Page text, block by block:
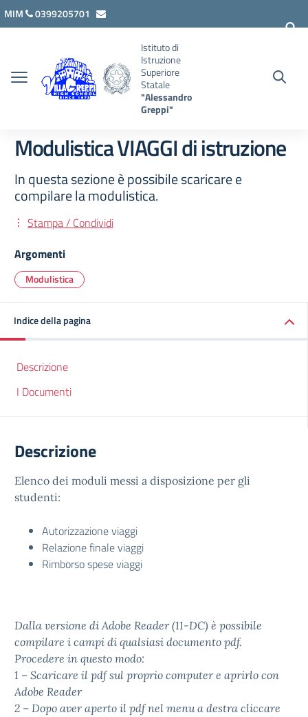
Vai ai contenuti
Vai al menu di navigazione
Vai al footer
MIM
0399205701
Istituto di
Istruzione
Superiore
Statale
"Alessandro
Greppi"
Modulistica VIAGGI di istruzione
In questa sezione è possibile scaricare e
compilare la modulistica.
Stampa / Condividi
Argomenti
Modulistica
Indice della pagina
Descrizione
I Documenti
Descrizione
Elenco dei moduli messi a disposizione per gli
studenti:
Autorizzazione viaggi
Relazione finale viaggi
Rimborso spese viaggi
Dalla versione di Adobe Reader (11-DC) è possibile
compilare i campi di qualsiasi documento pdf.
Procedere in questo modo:
1 – Scaricare il pdf sul proprio computer e aprirlo con
Adobe Reader
2 – Dopo aver aperto il pdf nel menu a destra cliccare